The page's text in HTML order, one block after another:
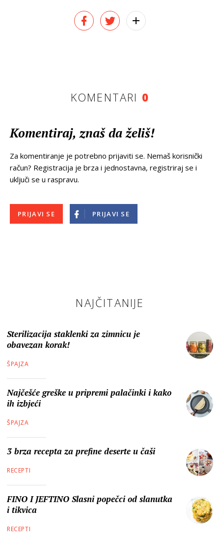
KOMENTARI 0
Komentiraj, znaš da želiš!
Za komentiranje je potrebno prijaviti se. Nemaš korisnički
račun? Registracija je brza i jednostavna, registriraj se i
uključi se u raspravu.
PRIJAVI SE PRIJAVI SE
NAJČITANIJE
Sterilizacija staklenki za zimnicu je
obavezan korak!
ŠPAJZA
Najčešće greške u pripremi palačinki i kako
ih izbjeći
ŠPAJZA
3 brza recepta za prefine deserte u čaši
RECEPTI
FINO I JEFTINO Slasni popečci od slanutka
i tikvica
RECEPTI